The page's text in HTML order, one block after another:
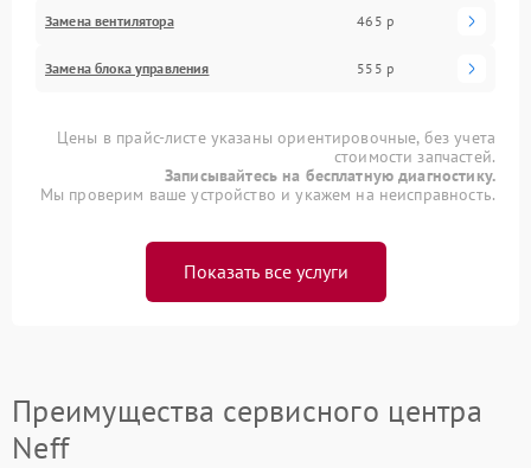
Замена вентилятора 465 р
Замена блока управления 555 р
Цены в прайс-листе указаны ориентировочные, без учета
стоимости запчастей.
Записывайтесь на бесплатную диагностику.
Мы проверим ваше устройство и укажем на неисправность.
Показать все услуги
Преимущества сервисного центра
Neff